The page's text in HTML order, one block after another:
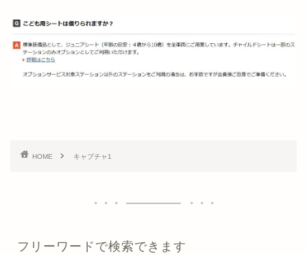
HOME キャプチャ1
フリーワードで検索できます